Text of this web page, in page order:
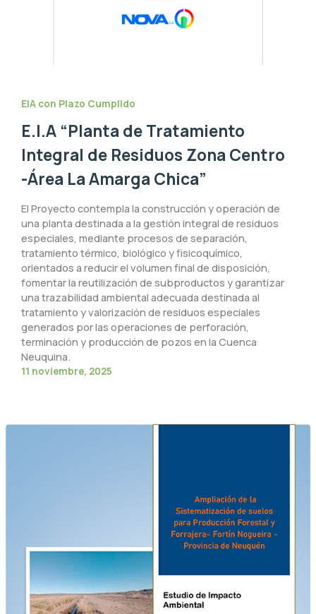
EIA con Plazo Cumplido
E.I.A “Planta de Tratamiento
Integral de Residuos Zona Centro
-Área La Amarga Chica”
El Proyecto contempla la construcción y operación de
una planta destinada a la gestión integral de residuos
especiales, mediante procesos de separación,
tratamiento térmico, biológico y fisicoquímico,
orientados a reducir el volumen final de disposición,
fomentar la reutilización de subproductos y garantizar
una trazabilidad ambiental adecuada destinada al
tratamiento y valorización de residuos especiales
generados por las operaciones de perforación,
terminación y producción de pozos en la Cuenca
Neuquina.
11 noviembre, 2025